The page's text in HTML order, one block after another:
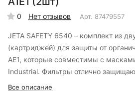
0 Нет отзывов Арт. 87479557
JETA SAFETY 6540 – комплект из
(картриджей) для защиты от
AE1, которые совместимы с
Industrial. Фильтры отлично
растворителей, смол, герметиков,
Все описание